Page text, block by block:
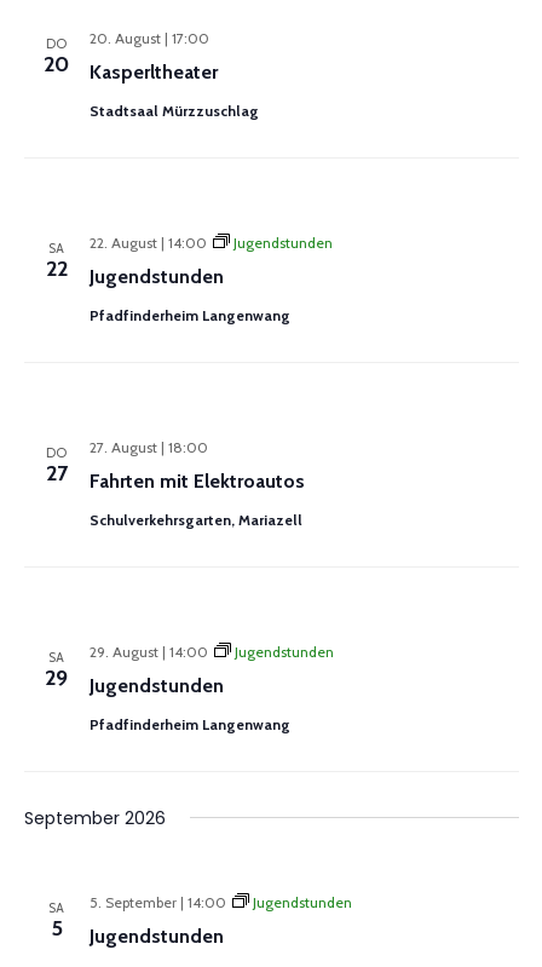
DO
20 Kasperltheater
20. August | 17:00
Stadtsaal Mürzzuschlag
SA
22 Jugendstunden
22. August | 14:00 Jugendstunden
Pfadfinderheim Langenwang
DO
27 Fahrten mit Elektroautos
27. August | 18:00
Schulverkehrsgarten, Mariazell
SA
29 Jugendstunden
29. August | 14:00 Jugendstunden
Pfadfinderheim Langenwang
September 2026
SA
5 Jugendstunden
5. September | 14:00 Jugendstunden